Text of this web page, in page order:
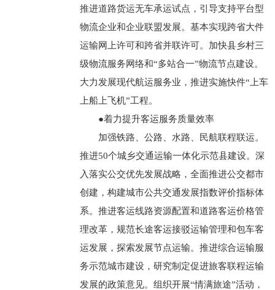
推进道路货运无车承运试点，引导支持平台型
物流企业和企业联盟发展。基本实现跨省大件
运输网上许可和跨省并联许可。加快县乡村三
级物流服务网络和“多站合一”物流节点建设。
大力发展现代航运服务业，推进实施快件“上车
上船上飞机”工程。
●着力提升客运服务质量效率
加强铁路、公路、水路、民航联程联运。
推进50个城乡交通运输一体化示范县建设。深
入落实公交优先发展战略，全面推进公交都市
创建，构建城市公共交通发展指数评价指标体
系。推进客运线路资源配置和道路客运价格管
理改革，规范长途客运接驳运输管理和包车客
运发展，探索发展节点运输。推进综合运输服
务示范城市建设，研究制定促进旅客联程运输
发展的政策意见。组织开展“情满旅途”活动，